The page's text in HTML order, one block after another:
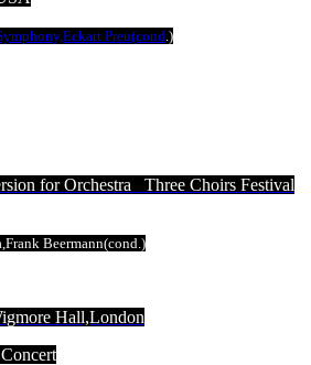
Preu(cond .)
for Orchestra Three Choirs Festival
Beermann(cond.)
Hall,London